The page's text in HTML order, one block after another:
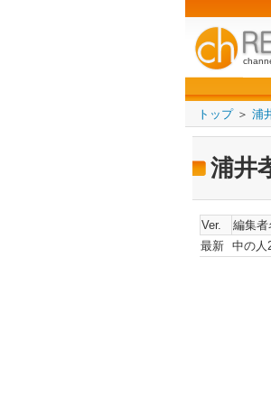
トップ＞ 浦
浦井
Ver. 編集者
最新 中の人